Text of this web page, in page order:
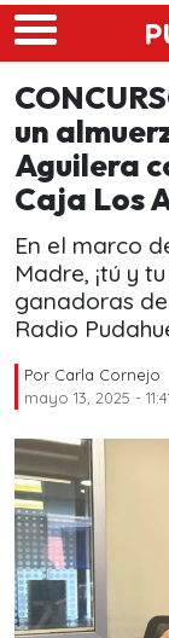
Skip to main content
un
Aguilera
Caja Los
En el marco
Madre, ¡tú y
ganadoras
Radio
Por Carla Cornejo
mayo 13, 2025 -